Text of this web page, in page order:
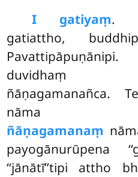
I gatiyaṃ.
gatiattho,
duvidhaṃ
ñāṇagamanañca.
nāma
ñāṇagamanaṃ
payogānurūpena
‘‘jānātī’’tipi attho